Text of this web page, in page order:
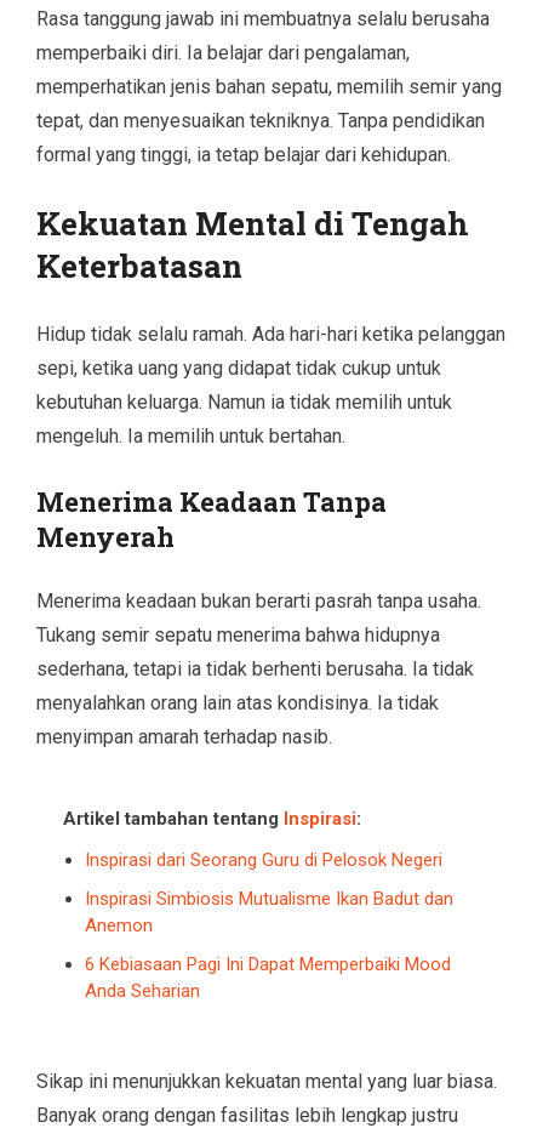
Rasa tanggung jawab ini membuatnya selalu berusaha
memperbaiki diri. Ia belajar dari pengalaman,
memperhatikan jenis bahan sepatu, memilih semir yang
tepat, dan menyesuaikan tekniknya. Tanpa pendidikan
formal yang tinggi, ia tetap belajar dari kehidupan.
Kekuatan Mental di Tengah
Keterbatasan
Hidup tidak selalu ramah. Ada hari-hari ketika pelanggan
sepi, ketika uang yang didapat tidak cukup untuk
kebutuhan keluarga. Namun ia tidak memilih untuk
mengeluh. Ia memilih untuk bertahan.
Menerima Keadaan Tanpa
Menyerah
Menerima keadaan bukan berarti pasrah tanpa usaha.
Tukang semir sepatu menerima bahwa hidupnya
sederhana, tetapi ia tidak berhenti berusaha. Ia tidak
menyalahkan orang lain atas kondisinya. Ia tidak
menyimpan amarah terhadap nasib.
Artikel tambahan tentang Inspirasi:
Inspirasi dari Seorang Guru di Pelosok Negeri
Inspirasi Simbiosis Mutualisme Ikan Badut dan
Anemon
6 Kebiasaan Pagi Ini Dapat Memperbaiki Mood
Anda Seharian
Sikap ini menunjukkan kekuatan mental yang luar biasa.
Banyak orang dengan fasilitas lebih lengkap justru